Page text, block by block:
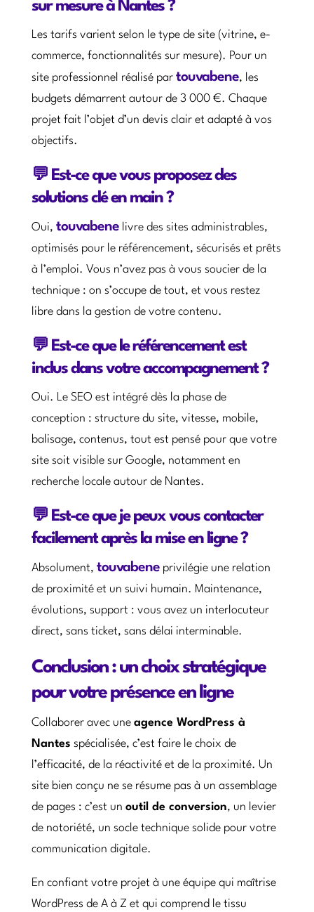
sur mesure à Nantes ?
Les tarifs varient selon le type de site (vitrine, e-
commerce, fonctionnalités sur mesure). Pour un
site professionnel réalisé par touvabene, les
budgets démarrent autour de 3 000 €. Chaque
projet fait l’objet d’un devis clair et adapté à vos
objectifs.
💬 Est-ce que vous proposez des
solutions clé en main ?
Oui, touvabene livre des sites administrables,
optimisés pour le référencement, sécurisés et prêts
à l’emploi. Vous n’avez pas à vous soucier de la
technique : on s’occupe de tout, et vous restez
libre dans la gestion de votre contenu.
💬 Est-ce que le référencement est
inclus dans votre accompagnement ?
Oui. Le SEO est intégré dès la phase de
conception : structure du site, vitesse, mobile,
balisage, contenus, tout est pensé pour que votre
site soit visible sur Google, notamment en
recherche locale autour de Nantes.
💬 Est-ce que je peux vous contacter
facilement après la mise en ligne ?
Absolument, touvabene privilégie une relation
de proximité et un suivi humain. Maintenance,
évolutions, support : vous avez un interlocuteur
direct, sans ticket, sans délai interminable.
Conclusion : un choix stratégique
pour votre présence en ligne
Collaborer avec une agence WordPress à
Nantes spécialisée, c’est faire le choix de
l’efficacité, de la réactivité et de la proximité. Un
site bien conçu ne se résume pas à un assemblage
de pages : c’est un outil de conversion, un levier
de notoriété, un socle technique solide pour votre
communication digitale.
En confiant votre projet à une équipe qui maîtrise
WordPress de A à Z et qui comprend le tissu